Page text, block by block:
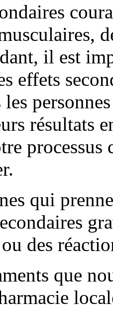
il est
effets
les
résultats
processus
qui
des
que